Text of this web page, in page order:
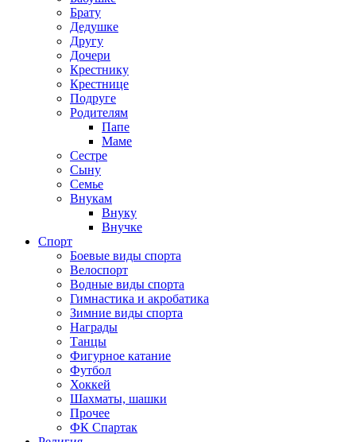
Брату
Дедушке
Другу
Дочери
Крестнику
Крестнице
Подруге
Родителям
Папе
Маме
Сестре
Сыну
Семье
Внукам
Внуку
Внучке
Спорт
Боевые виды спорта
Велоспорт
Водные виды спорта
Гимнастика и акробатика
Зимние виды спорта
Награды
Танцы
Фигурное катание
Футбол
Хоккей
Шахматы, шашки
Прочее
ФК Спартак